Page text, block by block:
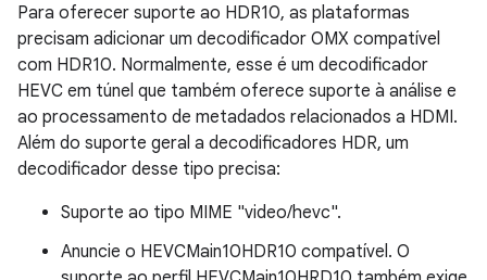
Para oferecer suporte ao HDR10, as plataformas
precisam adicionar um decodificador OMX compatível
com HDR10. Normalmente, esse é um decodificador
HEVC em túnel que também oferece suporte à análise e
ao processamento de metadados relacionados a HDMI.
Além do suporte geral a decodificadores HDR, um
decodificador desse tipo precisa:
Suporte ao tipo MIME "video/hevc".
Anuncie o HEVCMain10HDR10 compatível. O